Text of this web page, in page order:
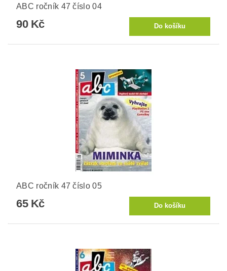
ABC ročník 47 číslo 04
90 Kč
ABC ročník 47 číslo 05
65 Kč